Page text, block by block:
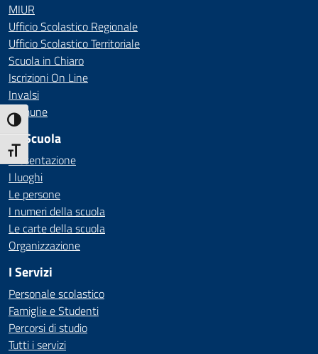
Attiva/disattiva alto contrasto
Attiva/disattiva dimensione testo
MIUR
Ufficio Scolastico Regionale
Ufficio Scolastico Territoriale
Scuola in Chiaro
Iscrizioni On Line
Invalsi
Comune
La Scuola
Presentazione
I luoghi
Le persone
I numeri della scuola
Le carte della scuola
Organizzazione
I Servizi
Personale scolastico
Famiglie e Studenti
Percorsi di studio
Tutti i servizi